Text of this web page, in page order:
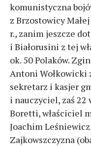
komunistyczna
z Brzostowicy
r., zanim jeszcze
i Białorusini z tej
ok. 50 Polaków.
Antoni Wołkowicki
sekretarz i kasjer
i nauczyciel, zaś 22
Boretti, właściciel
Joachim
Zajkowszczyzna